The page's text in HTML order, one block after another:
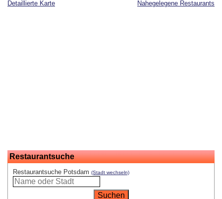
Nahegelegene Restaurants
Detaillierte Karte
Restaurantsuche
Restaurantsuche Potsdam (Stadt wechseln)